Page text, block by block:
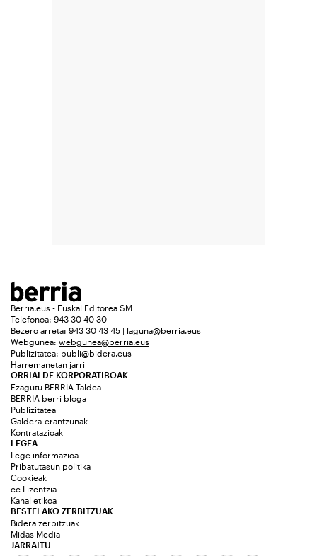
Berria.eus - Euskal Editorea SM
Telefonoa: 943 30 40 30
Bezero arreta: 943 30 43 45 | laguna@berria.eus
Webgunea: webgunea@berria.eus
Publizitatea: publi@bidera.eus
Harremanetan jarri
ORRIALDE KORPORATIBOAK
Ezagutu BERRIA Taldea
BERRIA berri bloga
Publizitatea
Galdera-erantzunak
Kontratazioak
JARRAITU
LEGEA
Lege informazioa
Pribatutasun politika
Cookieak
cc Lizentzia
Kanal etikoa
BESTELAKO ZERBITZUAK
Bidera zerbitzuak
Midas Media